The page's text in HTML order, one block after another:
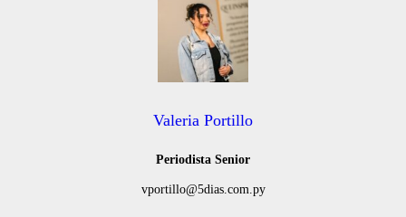
Valeria Portillo
Periodista Senior
vportillo@5dias.com.py